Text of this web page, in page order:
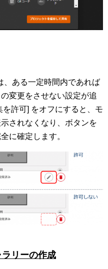
、ある一定時間内であれば
変更をさせない設定が追
許可] をオフにすると、モ
されなくなり、ボタンを
に確定します。
リーの作成